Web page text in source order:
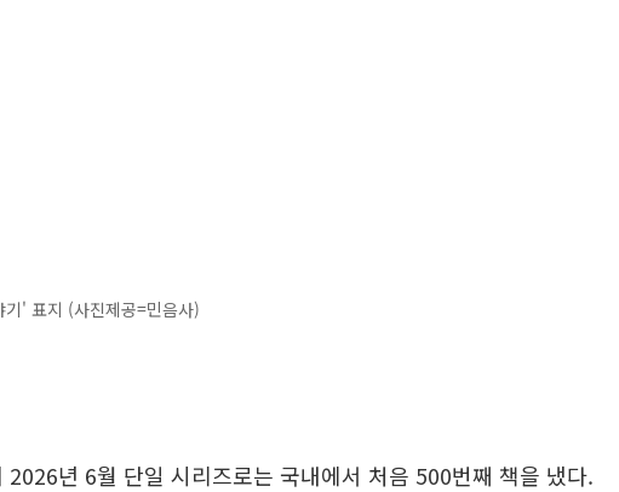
' 표지 (사진제공=민음사)
2026년 6월 단일 시리즈로는 국내에서 처음 500번째 책을 냈다.